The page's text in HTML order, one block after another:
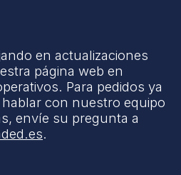
en actualizaciones
página web en
Para pedidos ya
hablar con nuestro equipo
envíe su pregunta a
.